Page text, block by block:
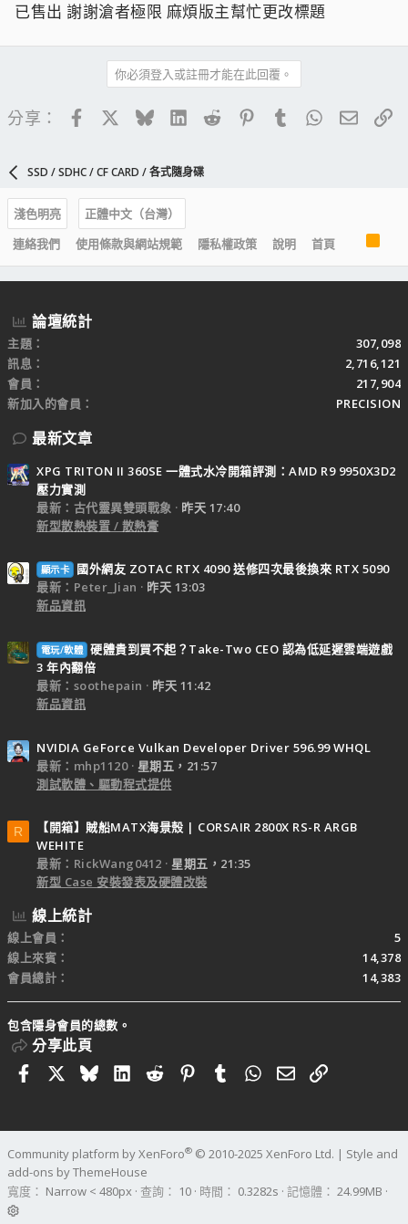
已售出 謝謝滄者極限 麻煩版主幫忙更改標題
你必須登入或註冊才能在此回覆。
分享： FacebookBlueskyLinkedIn
Reddit PinterestTumblrWhatsApp
電子
SSD / SDHC / CF CARD / 各式隨身碟
淺色明亮
正體中文（台灣）
連絡我們
使用條款與網站規範 隱私權政策 說明 首頁
S
論壇統計
主題
307,098
訊息
2,716,121
會員
217,904
新加入的會員
PRECISION
最新文章
XPG TRITON II 360SE 一體式水冷開箱評測：AMD R9 9950X3D2
壓力實測
最新：古代靈異雙頭戰象
昨天 17:40
新型散熱裝置 / 散熱膏
顯示卡
國外網友 ZOTAC RTX 4090 送修四次最後換來 RTX 5090
最新：Peter_Jian
昨天 13:03
新品資訊
電玩/軟體 硬體貴到買不起？Take-Two CEO 認為低延遲雲端遊戲
3 年內翻倍
最新：soothepain
昨天 11:42
新品資訊
NVIDIA GeForce Vulkan Developer Driver 596.99 WHQL
最新：mhp1120
星期五，21:57
測試軟體、驅動程式提供
R
【開箱】賊船MATX海景殼 | CORSAIR 2800X RS-R ARGB
WEHITE
最新：RickWang0412
星期五，21:35
新型 Case 安裝發表及硬體改裝
線上統計
線上會員
5
線上來賓
14,378
會員總計
14,383
包含隱身會員的總數。
分享此頁
FacebookBlueskyLinkedIn
RedditPinterestTumblrWhatsApp
電子郵件
連結
Community platform by XenForo® © 2010-2025 XenForo Ltd. | Style and
add-ons by ThemeHouse
寬度
查詢 10 時間 0.3282s 記憶體 24.99MB